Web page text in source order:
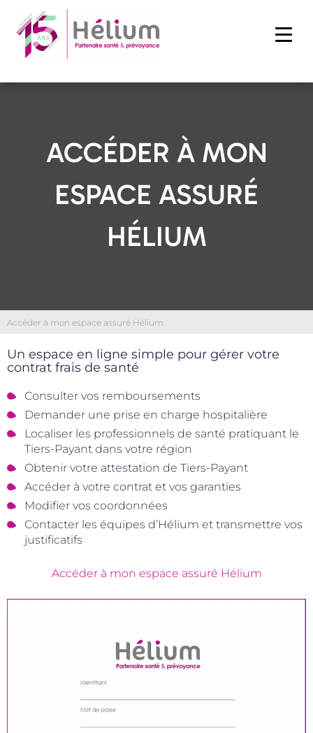
ACCÉDER À MON
ESPACE ASSURÉ
HÉLIUM
Accéder à mon espace assuré Hélium
Un espace en ligne simple pour gérer votre
contrat frais de santé
Consulter vos remboursements
Demander une prise en charge hospitalière
Localiser les professionnels de santé pratiquant le
Tiers-Payant dans votre région
Obtenir votre attestation de Tiers-Payant
Accéder à votre contrat et vos garanties
Modifier vos coordonnées
Contacter les équipes d’Hélium et transmettre vos
justificatifs
Accéder à mon espace assuré Hélium